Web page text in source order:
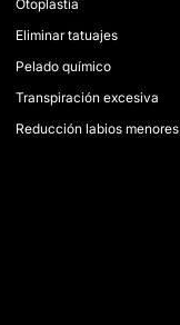
Otoplastia
Eliminar tatuajes
Pelado químico
Transpiración excesiva
Reducción labios menores